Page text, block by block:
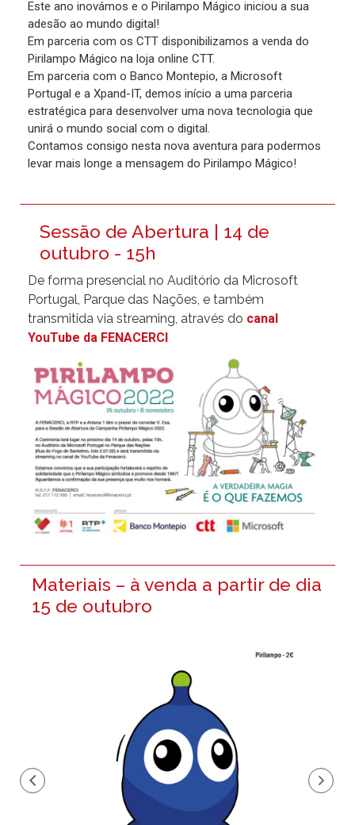
Este ano inovámos e o Pirilampo Mágico iniciou a sua
adesão ao mundo digital!
Em parceria com os CTT disponibilizamos a venda do
Pirilampo Mágico na loja online CTT.
Em parceria com o Banco Montepio, a Microsoft
Portugal e a Xpand-IT, demos início a uma parceria
estratégica para desenvolver uma nova tecnologia que
unirá o mundo social com o digital.
Contamos consigo nesta nova aventura para podermos
levar mais longe a mensagem do Pirilampo Mágico!
Sessão de Abertura | 14 de
outubro - 15h
De forma presencial no Auditório da Microsoft
Portugal, Parque das Nações, e também
transmitida via streaming, através do canal
YouTube da FENACERCI
Materiais – à venda a partir de dia
15 de outubro